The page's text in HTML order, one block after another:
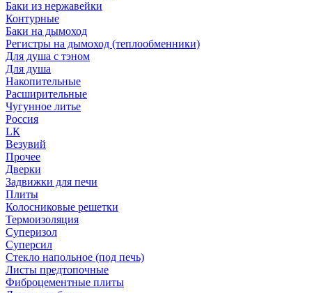
Баки из нержавейки
Контурные
Баки на дымоход
Регистры на дымоход (теплообменники)
Для душа с тэном
Для душа
Накопительные
Расширительные
Чугунное литье
Россия
LК
Везувий
Прочее
Дверки
Задвижки для печи
Плиты
Колосниковые решетки
Термоизоляция
Суперизол
Суперсил
Стекло напольное (под печь)
Листы предтопочные
Фиброцементные плиты